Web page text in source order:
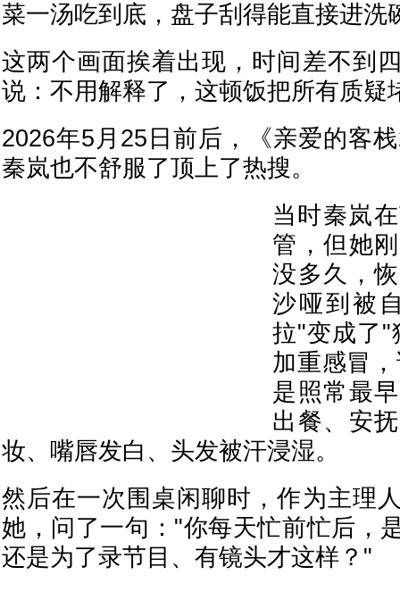
菜一汤吃到底，盘子刮得能直接进洗
这两个画面挨着出现，时间差不到
说：不用解释了，这顿饭把所有质疑
2026年5月25日前后，《亲爱的客
秦岚也不舒服了顶上了热搜。
当时秦岚
管，但她
没多久，
沙哑到被
拉"变成了"
加重感冒
是照常最
出餐、安
妆、嘴唇发白、头发被汗浸湿。
然后在一次围桌闲聊时，作为主理
她，问了一句："你每天忙前忙后，
还是为了录节目、有镜头才这样？"